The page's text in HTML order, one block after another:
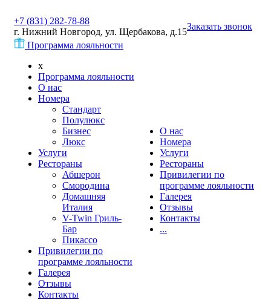
Программа лояльности
+7 (831) 282-78-88
г. Нижний Новгород, ул. Щербакова, д.15
Заказать звонок
x
Программа лояльности
О нас
Номера
Стандарт
Полулюкс
Бизнес
Люкс
Услуги
Рестораны
Абшерон
Смородина
Домашняя
Италия
V-Twin Гриль-
Бар
Пикассо
Привилегии по
программе лояльности
Галерея
Отзывы
Контакты
О нас
Номера
Услуги
Рестораны
Привилегии по
программе лояльности
Галерея
Отзывы
Контакты
...